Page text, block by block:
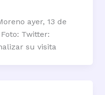
ayer, 13 de
Twitter:
su visita